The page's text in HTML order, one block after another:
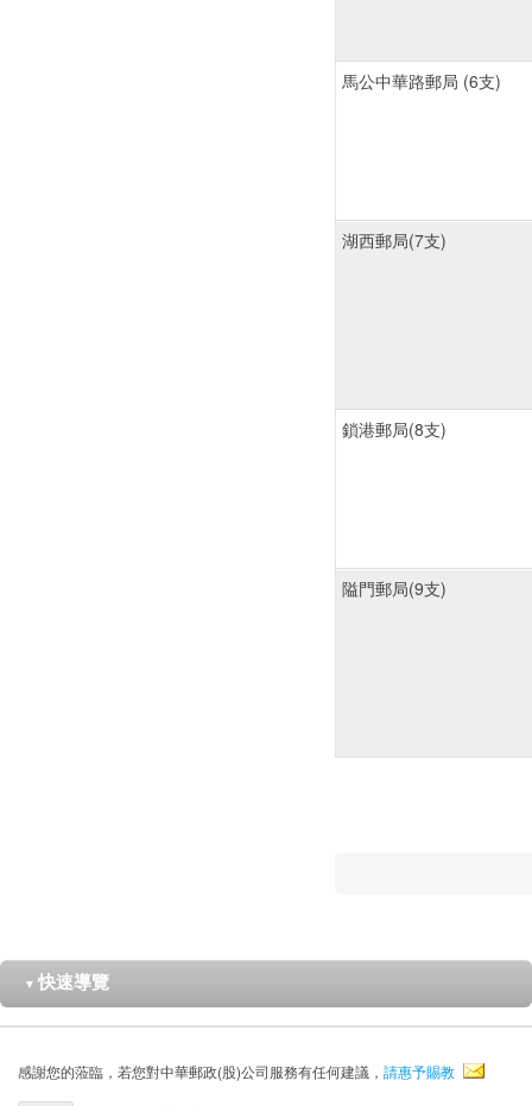
馬公中華路郵局 (6支)
湖西郵局(7支)
鎖港郵局(8支)
隘門郵局(9支)
▼ 快速導覽
感謝您的蒞臨，若您對中華郵政(股)公司服務有任何建議， 請惠予賜教